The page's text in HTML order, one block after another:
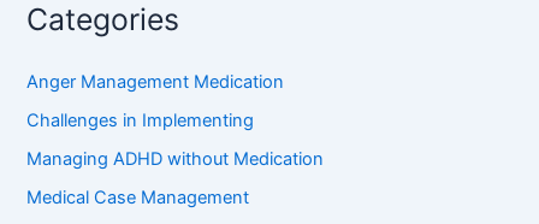
Categories
Anger Management Medication
Challenges in Implementing
Managing ADHD without Medication
Medical Case Management